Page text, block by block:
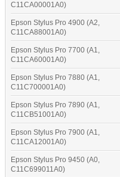
C11CA00001A0)
Epson Stylus Pro 4900 (A2,
C11CA88001A0)
Epson Stylus Pro 7700 (A1,
C11CA60001A0)
Epson Stylus Pro 7880 (A1,
C11C700001A0)
Epson Stylus Pro 7890 (A1,
C11CB51001A0)
Epson Stylus Pro 7900 (A1,
C11CA12001A0)
Epson Stylus Pro 9450 (A0,
C11C699011A0)